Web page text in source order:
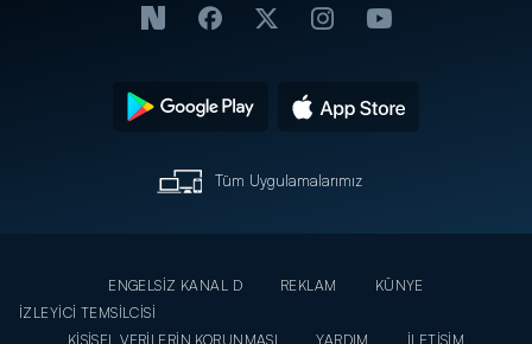
Tüm Uygulamalarımız
ENGELSİZ KANAL D REKLAM
KÜNYE
İZLEYİCİ TEMSİLCİSİ
KİŞİSEL VERİLERİN KORUNMASI
YARDIM İLETİŞİM